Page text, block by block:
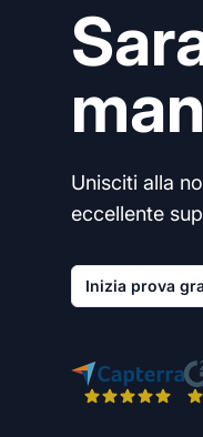
Unisciti alla
eccellente
Inizia prova